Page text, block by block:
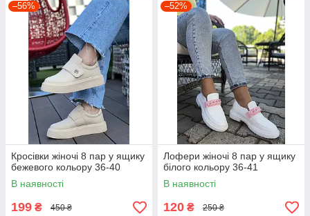
–56%
Кросівки жіночі 8 пар у ящику
бежевого кольору 36-40
В наявності
199 ₴ 450 ₴
–52%
Лофери жіночі 8 пар у ящику
білого кольору 36-41
В наявності
120 ₴ 250 ₴